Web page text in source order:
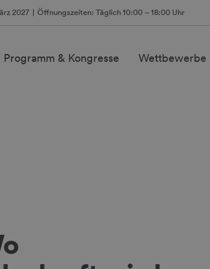
2027 Öffnungszeiten: Täglich 10:00 – 18:00 Uhr
Programm & Kongresse Wettbewerbe